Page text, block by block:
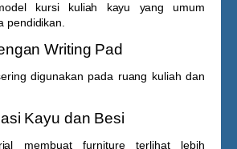
kursi kuliah kayu yang umum
pendidikan.
Writing Pad
digunakan pada ruang kuliah dan
Kayu dan Besi
membuat furniture terlihat lebih